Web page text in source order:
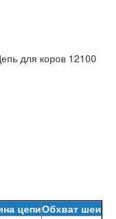
цепиОбхват шеи